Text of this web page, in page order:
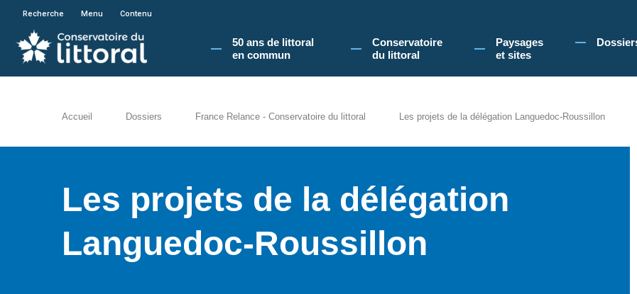
En poursuivant votre navigation sur le site du Conservatoire du littoral, vous acceptez l'utilisation de cookies pour vous proposer
Recherche Menu Contenu
50 ans de littoral
en commun​
Conservatoire
du littoral
Paysages
et sites
Accueil Dossiers France Relance - Conservatoire du littoral Les projets de la délégation Languedoc-Roussillon
Les projets de la délégation
Languedoc-Roussillon